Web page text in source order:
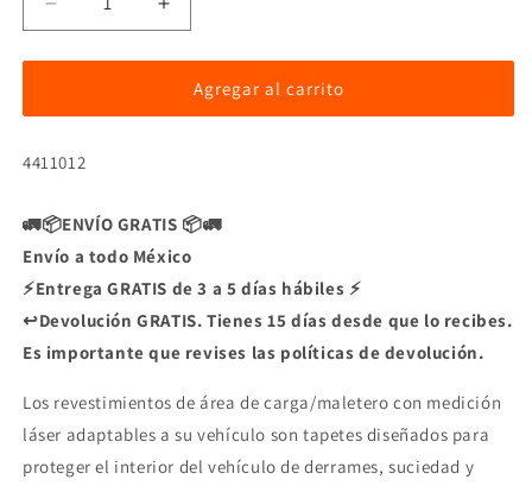
Reducir
cantidad
para
WeatherTech
Fila
Seat
Aumentar
cantidad
para
Tapetes
WeatherTech
Seat
Agregar al carrito
SKU:
4411012
🚛📦ENVÍO GRATIS 📦🚛
Envío a todo México
⚡Entrega GRATIS de 3 a 5 días hábiles ⚡
↩️Devolución GRATIS. Tienes 15 días desde que lo recibes.
Es importante que revises las políticas de devolución.
Los revestimientos de área de carga/maletero con medición
láser adaptables a su vehículo son tapetes diseñados para
proteger el interior del vehículo de derrames, suciedad y